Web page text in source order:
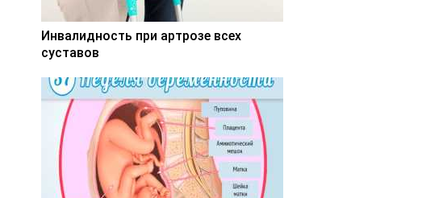
Инвалидность при артрозе всех
суставов